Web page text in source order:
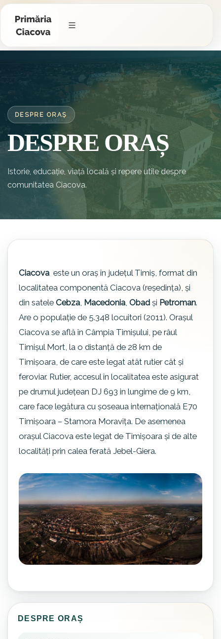
DESPRE ORAȘ
DESPRE ORAȘ
Istorie, educație, viață locală și repere utile despre
comunitatea Ciacova.
Ciacova este un oraș în județul Timiș, format din
localitatea componentă Ciacova (reședința), și
din sateleCebza, Macedonia,Obad și Petroman.
Are o populație de 5.348 locuitori (2011). Orașul
Ciacova se află în Câmpia Timișului, pe râul
Timișul Mort, la o distanță de 28 km de
Timișoara, de care este legat atât rutier cât și
feroviar. Rutier, accesul în localitatea este asigurat
pe drumul județean DJ 693 in lungime de 9 km,
care face legătura cu șoseaua internațională E70
Timișoara – Stamora Moravița. De asemenea
orașul Ciacova este legat de Timișoara și de alte
localități prin calea ferată Jebel-Giera.
DESPRE ORAȘ